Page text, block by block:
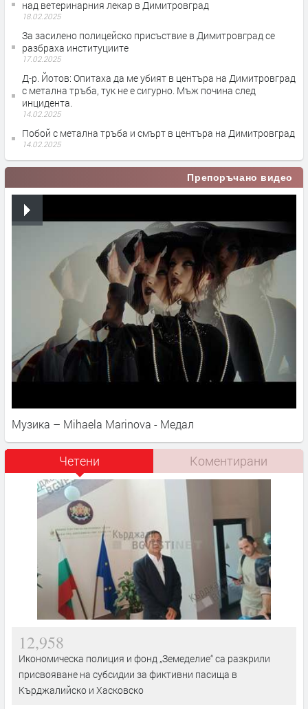
над ветеринарния лекар в Димитровград
18.02.2025
За засилено полицейско присъствие в Димитровград се
разбраха институциите
17.02.2025
Д-р. Йотов: Опитаха да ме убият в центъра на Димитровград
с метална тръба, тук не е сигурно. Мъж почина след
инцидента.
14.02.2025
Побой с метална тръба и смърт в центъра на Димитровград
14.02.2025
Препоръчано видео
Музика – Mihaela Marinova - Медал
Четени Коментирани
12,958
Икономическа полиция и фонд „Земеделие“ са разкрили
присвояване на субсидии за фиктивни пасища в
Кърджалийско и Хасковско